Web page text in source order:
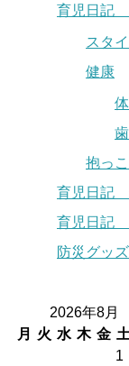
育児日記
スタイ
健康
抱っ
育児日記
育児日記
防災グッズ
2026年8月
月
火 水 木 金 土
1